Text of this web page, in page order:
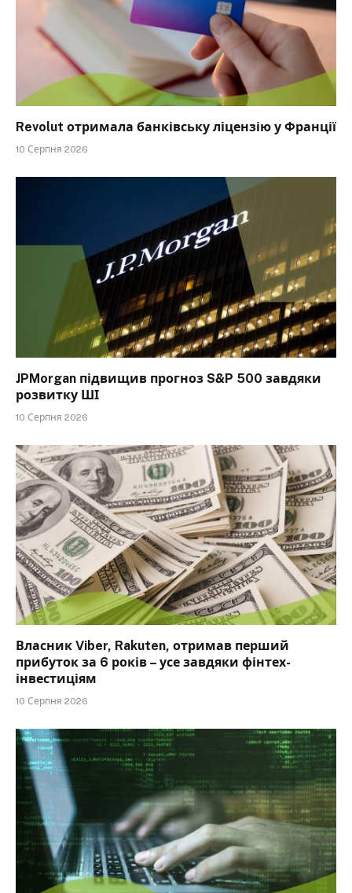
Revolut отримала банківську ліцензію у Франції
10 Серпня 2026
JPMorgan підвищив прогноз S&P 500 завдяки
розвитку ШІ
10 Серпня 2026
Власник Viber, Rakuten, отримав перший
прибуток за 6 років – усе завдяки фінтех-
інвестиціям
10 Серпня 2026